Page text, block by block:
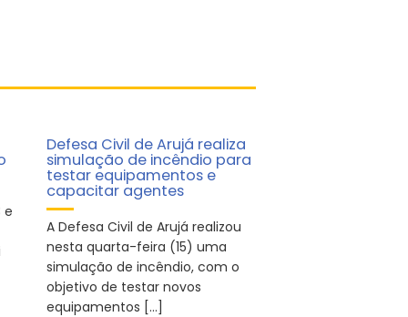
e
Defesa Civil de Arujá realiza
simulação de incêndio para
testar equipamentos e
capacitar agentes
A Defesa Civil de Arujá realizou
nesta quarta-feira (15) uma
simulação de incêndio, com o
objetivo de testar novos
equipamentos […]